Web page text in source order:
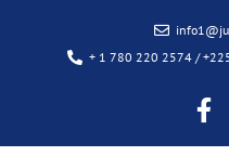
+ 1 780 220 2574 /